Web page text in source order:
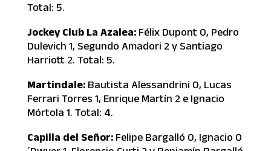
Total: 5.
Jockey Club La Azalea: Félix Dupont 0, Pedro
Dulevich 1, Segundo Amadori 2 y Santiago
Harriott 2. Total: 5.
Martindale: Bautista Alessandrini 0, Lucas
Ferrari Torres 1, Enrique Martín 2 e Ignacio
Mórtola 1. Total: 4.
Capilla del Señor: Felipe Bargalló 0, Ignacio O